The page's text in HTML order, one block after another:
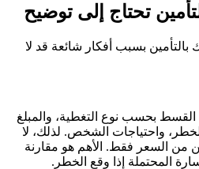
تحتاج إلى توضيح
بسبب أفكار شائعة قد لا
القسط بحسب نوع التغطية، والمبلغ
واحتياجات الشخص. لذلك، لا
من السعر فقط. الأهم هو مقارنة
المحتملة إذا وقع الخطر.